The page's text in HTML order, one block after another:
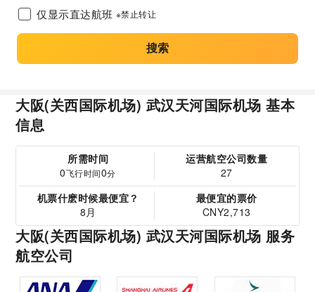
仅显示直达航班 ※禁止转让
搜索
大阪(关西国际机场) 武汉天河国际机场 基本
信息
所需时间
0飞行时间0分
运营航空公司数量
27
机票什麽时候最便宜？
8月
最便宜的票价
CNY2,713
大阪(关西国际机场) 武汉天河国际机场 服务
航空公司